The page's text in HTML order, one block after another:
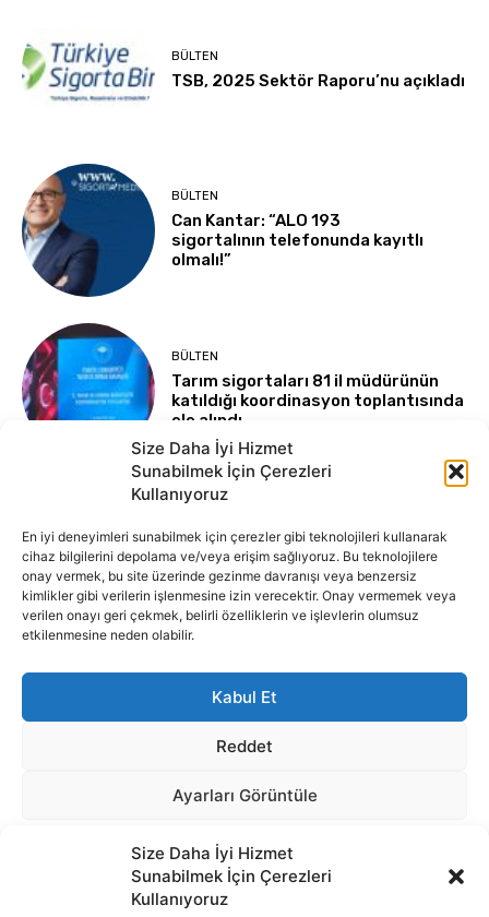
Size Daha İyi Hizmet
Sunabilmek İçin Çerezleri
Kullanıyoruz